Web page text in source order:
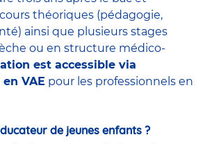
théoriques (pédagogie,
ainsi que plusieurs stages
ou en structure médico-
est accessible via
VAE pour les professionnels en
de jeunes enfants ?